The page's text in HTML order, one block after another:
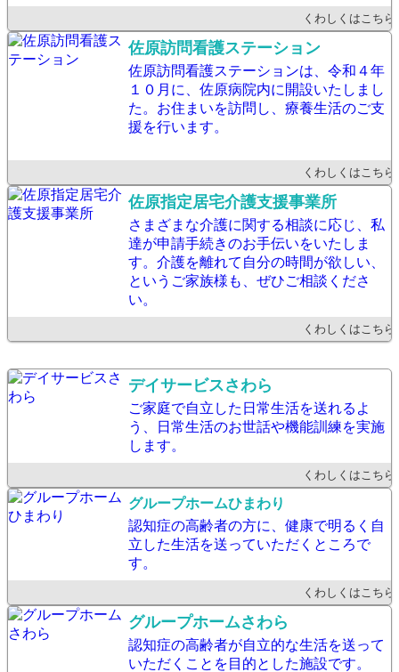
くわしくはこちら
佐原訪問看護ステーション
佐原訪問看護ステーションは、令和４年
１０月に、佐原病院内に開設いたしまし
た。お住まいを訪問し、療養生活のご支
援を行います。
くわしくはこちら
佐原指定居宅介護支援事業所
さまざまな介護に関する相談に応じ、私
達が申請手続きのお手伝いをいたしま
す。介護を離れて自分の時間が欲しい、
というご家族様も、ぜひご相談くださ
い。
くわしくはこちら
デイサービスさわら
ご家庭で自立した日常生活を送れるよ
う、日常生活のお世話や機能訓練を実施
します。
くわしくはこちら
グループホームひまわり
認知症の高齢者の方に、健康で明るく自
立した生活を送っていただくところで
す。
くわしくはこちら
グループホームさわら
認知症の高齢者が自立的な生活を送って
いただくことを目的とした施設です。